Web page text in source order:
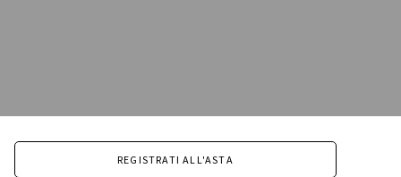
REGISTRATI ALL'ASTA